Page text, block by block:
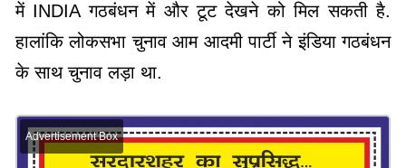
में INDIA गठबंधन में और टूट देखने को मिल सकती है.
हालांकि लोकसभा चुनाव आम आदमी पार्टी ने इंडिया गठबंधन
के साथ चुनाव लड़ा था.
Advertisement Box